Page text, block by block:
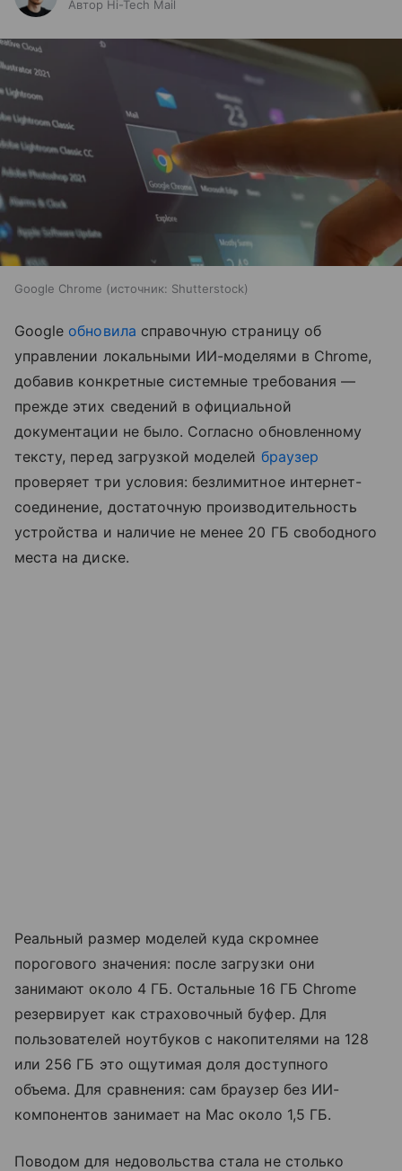
Автор Hi-Tech Mail
Google Chrome источник: Shutterstock
Google обновила справочную страницу об
управлении локальными ИИ-моделями в Chrome,
добавив конкретные системные требования —
прежде этих сведений в официальной
документации не было. Согласно обновленному
тексту, перед загрузкой моделей браузер
проверяет три условия: безлимитное интернет-
соединение, достаточную производительность
устройства и наличие не менее 20 ГБ свободного
места на диске.
Реальный размер моделей куда скромнее
порогового значения: после загрузки они
занимают около 4 ГБ. Остальные 16 ГБ Chrome
резервирует как страховочный буфер. Для
пользователей ноутбуков с накопителями на 128
или 256 ГБ это ощутимая доля доступного
объема. Для сравнения: сам браузер без ИИ-
компонентов занимает на Mac около 1,5 ГБ.
Поводом для недовольства стала не столько